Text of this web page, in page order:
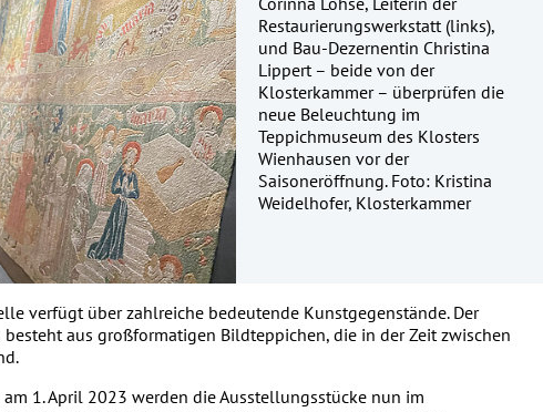
Restaurierungswerkstatt (links),
und Bau-Dezernentin Christina
Lippert – beide von der
Klosterkammer – überprüfen die
neue Beleuchtung im
Teppichmuseum des Klosters
Wienhausen vor der
Saisoneröffnung. Foto: Kristina
Weidelhofer, Klosterkammer
verfügt über zahlreiche bedeutende Kunstgegenstände. Der
besteht aus großformatigen Bildteppichen, die in der Zeit zwischen
1. April 2023 werden die Ausstellungsstücke nun im